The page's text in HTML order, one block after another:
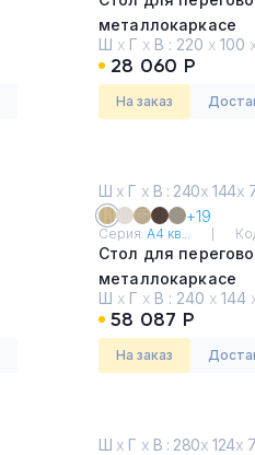
металлокаркасе
Белый премиум
Ш х Г х В : 220 х 100
28 060 Р
На заказ
Ш х Г х В : 240х 144х
+19
Серия:А4 кв...
Стол для
металлокаркасе
Натуральный дуб
Ш х Г х В : 240 х 144
58 087 Р
На заказ
Ш х Г х В : 280х 124х